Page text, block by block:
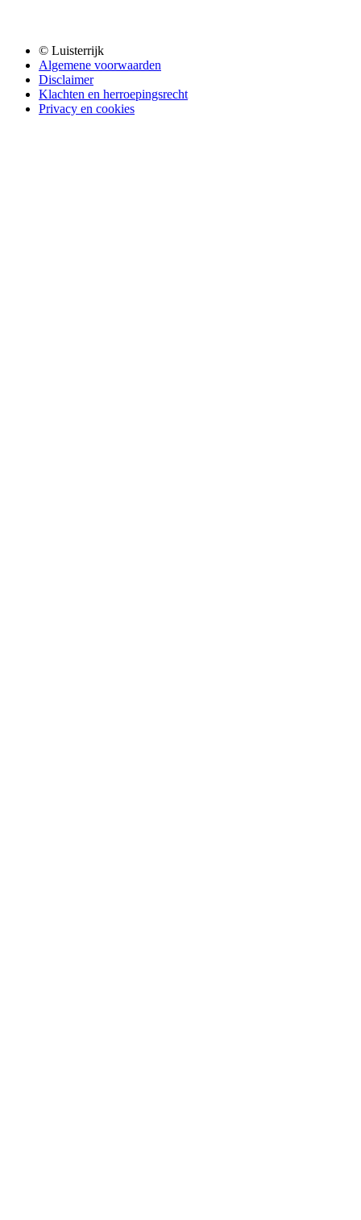
© Luisterrijk
Algemene voorwaarden
Disclaimer
Klachten en herroepingsrecht
Privacy en cookies